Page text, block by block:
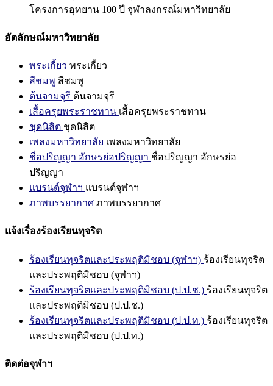
โครงการอุทยาน 100 ปี จุฬาลงกรณ์มหาวิทยาลัย
อัตลักษณ์มหาวิทยาลัย
พระเกี้ยว พระเกี้ยว
สีชมพู สีชมพู
ต้นจามจุรี ต้นจามจุรี
เสื้อครุยพระราชทาน เสื้อครุยพระราชทาน
ชุดนิสิต ชุดนิสิต
เพลงมหาวิทยาลัย เพลงมหาวิทยาลัย
ชื่อปริญญา อักษรย่อปริญญา ชื่อปริญญา อักษรย่อ
ปริญญา
แบรนด์จุฬาฯ แบรนด์จุฬาฯ
ภาพบรรยากาศ ภาพบรรยากาศ
แจ้งเรื่องร้องเรียนทุจริต
ร้องเรียนทุจริตและประพฤติมิชอบ (จุฬาฯ) ร้องเรียนทุจริต
และประพฤติมิชอบ (จุฬาฯ)
ร้องเรียนทุจริตและประพฤติมิชอบ (ป.ป.ช.) ร้องเรียนทุจริต
และประพฤติมิชอบ (ป.ป.ช.)
ร้องเรียนทุจริตและประพฤติมิชอบ (ป.ป.ท.) ร้องเรียนทุจริต
และประพฤติมิชอบ (ป.ป.ท.)
ติดต่อจุฬาฯ